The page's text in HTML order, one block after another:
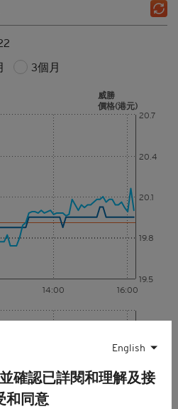
English
確認已詳閱和理解及接
和同意
3個月
威勝
價格(港元)
14:00 16:00
14:00 16:00
19.5
19.8
20.1
20.4
20.7